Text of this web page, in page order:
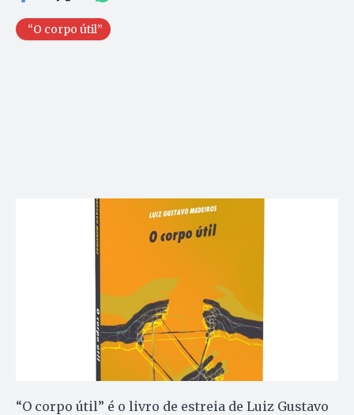
“O corpo útil”
“O corpo útil” é o livro de estreia de Luiz Gustavo